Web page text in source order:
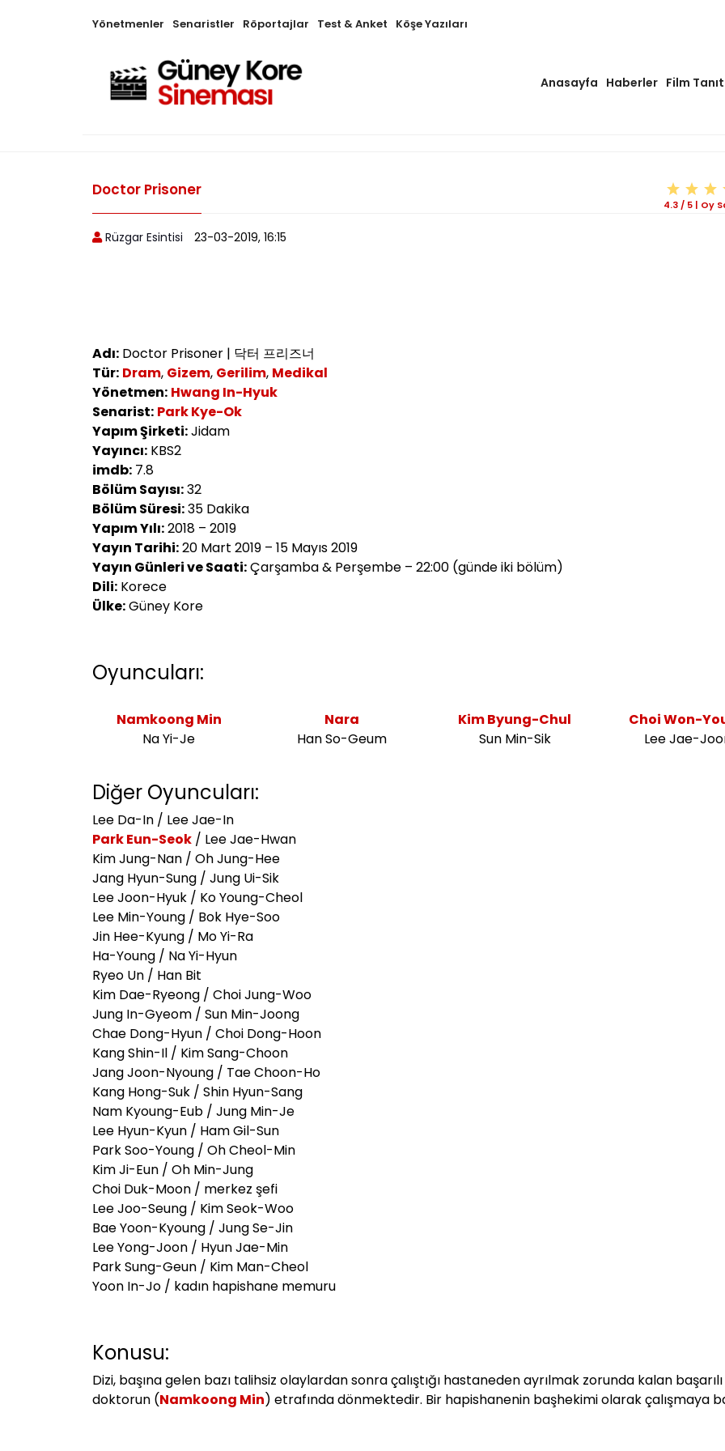
Yönetmenler Senaristler Röportajlar Test & Anket Köşe Yazıları
Anasayfa Haberler Film
Doctor Prisoner
4.3 / 5 | Oy
Rüzgar Esintisi 23-03-2019, 16:15
Adı: Doctor Prisoner | 닥터 프리즈너
Tür: Dram, Gizem, Gerilim, Medikal
Yönetmen: Hwang In-Hyuk
Senarist: Park Kye-Ok
Yapım Şirketi:Jidam
Yayıncı: KBS2
imdb: 7.8
Bölüm Sayısı:32
Bölüm Süresi:35 Dakika
Yapım Yılı:2018 – 2019
Yayın Tarihi:20 Mart 2019 – 15 Mayıs 2019
Yayın Günleri ve Saati:Çarşamba & Perşembe – 22:00 (günde iki bölüm)
Dili: Korece
Ülke:Güney Kore
Oyuncuları:
Namkoong Min
Na Yi-Je
Nara
Han So-Geum
Kim Byung-Chul
Sun Min-Sik
Choi Won-
Lee Jae-
Diğer Oyuncuları:
Lee Da-In / Lee Jae-In
Park Eun-Seok / Lee Jae-Hwan
Kim Jung-Nan / Oh Jung-Hee
Jang Hyun-Sung / Jung Ui-Sik
Lee Joon-Hyuk / Ko Young-Cheol
Lee Min-Young / Bok Hye-Soo
Jin Hee-Kyung / Mo Yi-Ra
Ha-Young / Na Yi-Hyun
Ryeo Un / Han Bit
Kim Dae-Ryeong / Choi Jung-Woo
Jung In-Gyeom / Sun Min-Joong
Chae Dong-Hyun / Choi Dong-Hoon
Kang Shin-Il / Kim Sang-Choon
Jang Joon-Nyoung / Tae Choon-Ho
Kang Hong-Suk / Shin Hyun-Sang
Nam Kyoung-Eub / Jung Min-Je
Lee Hyun-Kyun / Ham Gil-Sun
Park Soo-Young / Oh Cheol-Min
Kim Ji-Eun / Oh Min-Jung
Choi Duk-Moon / merkez şefi
Lee Joo-Seung / Kim Seok-Woo
Bae Yoon-Kyoung / Jung Se-Jin
Lee Yong-Joon / Hyun Jae-Min
Park Sung-Geun / Kim Man-Cheol
Yoon In-Jo / kadın hapishane memuru
Konusu:
Dizi, başına gelen bazı talihsiz olaylardan sonra çalıştığı hastaneden ayrılmak zorunda kalan
doktorun (Namkoong Min) etrafında dönmektedir. Bir hapishanenin başhekimi olarak çalışmaya